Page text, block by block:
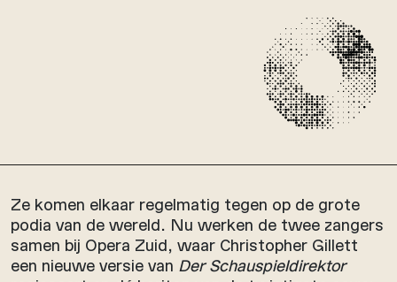
Ze komen elkaar regelmatig tegen op de grote
podia van de wereld. Nu werken de twee zangers
samen bij Opera Zuid, waar Christopher Gillett
een nieuwe versie van Der Schauspieldirektor